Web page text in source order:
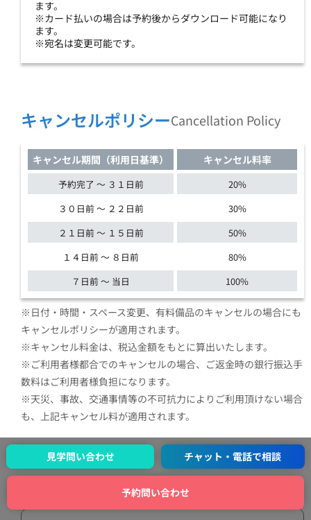
ます。
※カード払いの場合は予約後からダウンロード可能になり
ます。
※宛名は変更可能です。
キャンセルポリシーCancellation Policy
キャンセル期間（利用日基準） キャンセル料率
予約完了 ～ ３１日前
20%
３０日前 ～ ２２日前
30%
２１日前 ～ １５日前
50%
１４日前 ～ ８日前
80%
７日前 ～ 当日
100%
※日付・時間・スペース変更、有料備品のキャンセルの場合にも
キャンセルポリシーが適用されます。
※キャンセル料金は、税込金額をもとに算出いたします。
※ご利用者様都合でのキャンセルの場合、ご返金時の銀行振込手
数料はご利用者様負担になります。
※天災、事故、交通事情等の不可抗力によりご利用頂けない場合
も、上記キャンセル料が適用されます。
Venue Terms of Use
見学問い合わせ チャット・電話で相談
予約問い合わせ